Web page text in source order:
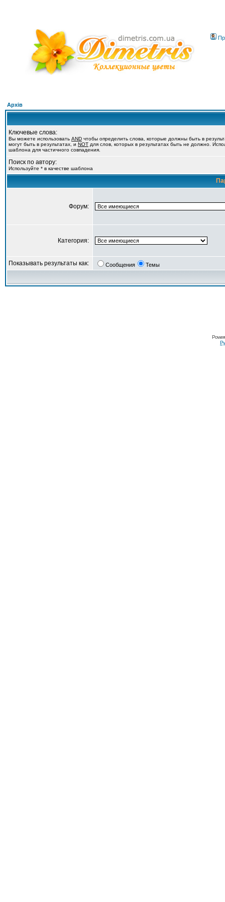
Архів
Ключевые слова:
Вы можете использовать AND чтобы определить слова, которые должны быть в
могут быть в результатах, и NOT для слов, которых в результатах быть не должно.
шаблона для частичного совпадения.
Поиск по автору:
Используйте * в качестве шаблона
Форум:
Категория:
Показывать результаты как: Сообщения Темы